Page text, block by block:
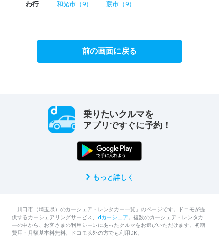
わ行 和光市（9） 蕨市（9）
前の画面に戻る
乗りたいクルマを
アプリですぐに予約！
もっと詳しく
「川口市（埼玉県）のカーシェア・レンタカー一覧」のページです。ドコモが提
供するカーシェアリングサービス、 dカーシェア。複数のカーシェア・レンタカ
ーの中から、お客さまの利用シーンにあったクルマをお選びいただけます。初期
費用・月額基本料無料。ドコモ以外の方でも利用OK。